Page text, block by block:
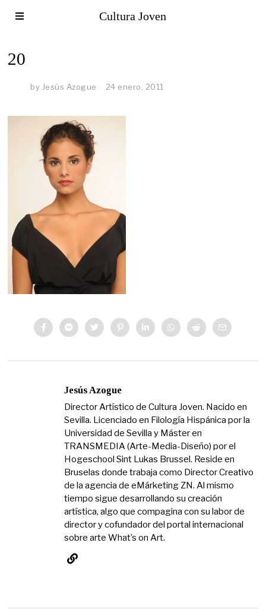
Cultura Joven
20
by Jesús Azogue 24 enero, 2011
Jesús Azogue
Director Artístico de Cultura Joven. Nacido en
Sevilla. Licenciado en Filología Hispánica por la
Universidad de Sevilla y Máster en
TRANSMEDIA (Arte-Media-Diseño) por el
Hogeschool Sint Lukas Brussel. Reside en
Bruselas donde trabaja como Director Creativo
de la agencia de eMárketing ZN. Al mismo
tiempo sigue desarrollando su creación
artística, algo que compagina con su labor de
director y cofundador del portal internacional
sobre arte What’s on Art.